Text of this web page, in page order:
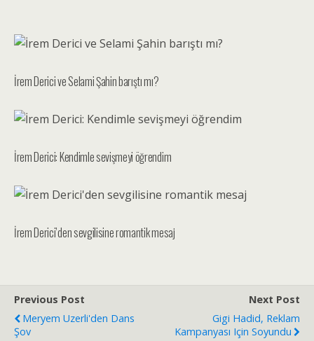
İrem Derici ve Selami Şahin barıştı mı?
İrem Derici: Kendimle sevişmeyi öğrendim
İrem Derici’den sevgilisine romantik mesaj
Previous Post
Meryem Uzerli'den Dans
Şov
Next Post
Gigi Hadid, Reklam
Kampanyası Için Soyundu